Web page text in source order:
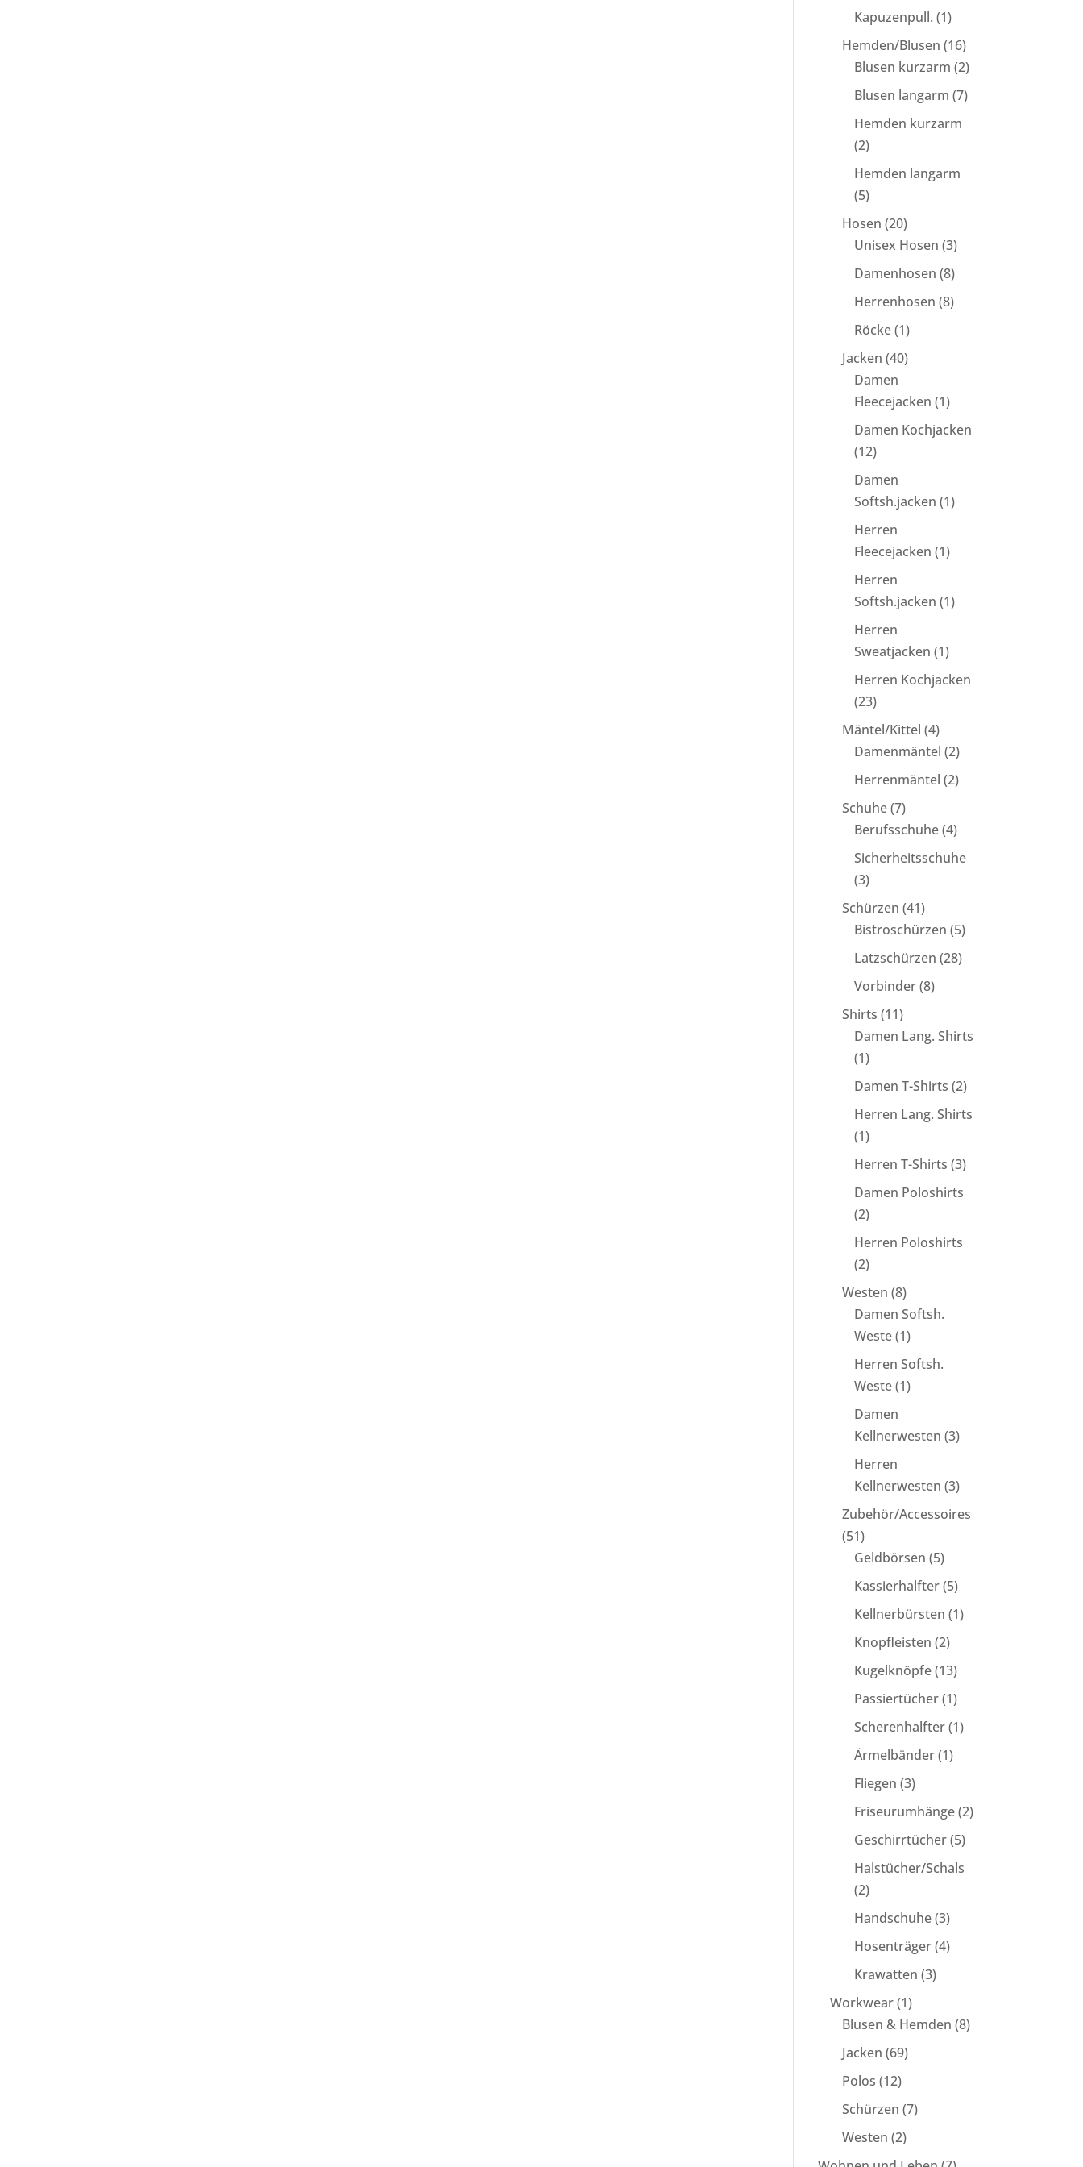
Kapuzenpull. 11
Produkt
Hemden/Blusen 1616
Produkte
Blusen kurzarm 22
Produkte
Blusen langarm 77
Hemden kurzarm
22
Produkte
Hemden langarm
55
Produkte
Hosen 2020
Produkte
Unisex Hosen 33
Produkte
Damenhosen 88
Produkte
Herrenhosen 88
Röcke 11
Produkt
Jacken 4040
Damen
Fleecejacken 11
Produkt
Damen Kochjacken
1212
Damen
Softsh.jacken 11
Herren
Fleecejacken 11
Herren
Softsh.jacken 11
Herren
Sweatjacken 11
Produkt
Herren Kochjacken
2323
Produkte
Mäntel/Kittel 44
Produkte
Damenmäntel 22
Produkte
Herrenmäntel 22
Schuhe 77
Produkte
Berufsschuhe 44
Produkte
Sicherheitsschuhe
33
Produkte
Schürzen 4141
Produkte
Bistroschürzen 55
Produkte
Latzschürzen 2828
Vorbinder 88
Shirts 1111
Produkte
Damen Lang. Shirts
11
Produkt
Damen T-Shirts 22
Produkte
Herren Lang. Shirts
11
Produkt
Herren T-Shirts 33
Damen Poloshirts
22
Produkte
Herren Poloshirts
22
Produkte
Westen 88
Produkte
Damen Softsh.
Weste 11
Produkt
Herren Softsh.
Weste 11
Damen
Kellnerwesten 33
Herren
Kellnerwesten 33
Zubehör/Accessoires
5151
Produkte
Geldbörsen 55
Produkte
Kassierhalfter 55
Produkte
Kellnerbürsten 11
Knopfleisten 22
Produkte
Kugelknöpfe 1313
Produkte
Passiertücher 11
Produkt
Scherenhalfter 11
Ärmelbänder 11
Fliegen 33
Produkte
Friseurumhänge 22
Geschirrtücher 55
Halstücher/Schals
22
Produkte
Handschuhe 33
Produkte
Hosenträger 44
Krawatten 33
Workwear 11
Produkt
Blusen & Hemden 88
Jacken 6969
Polos 1212
Produkte
Schürzen 77
Westen 22
Produkte